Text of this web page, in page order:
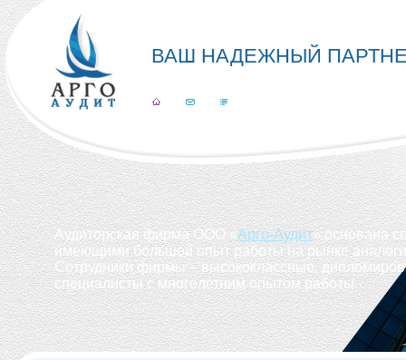
Аудиторская фирма ООО «Арго-Аудит» основана
имеющими большой опыт работы на рынке
Сотрудники фирмы – высококлассные,
специалисты с многолетним опытом работы.
ВАШ НАДЕЖНЫЙ